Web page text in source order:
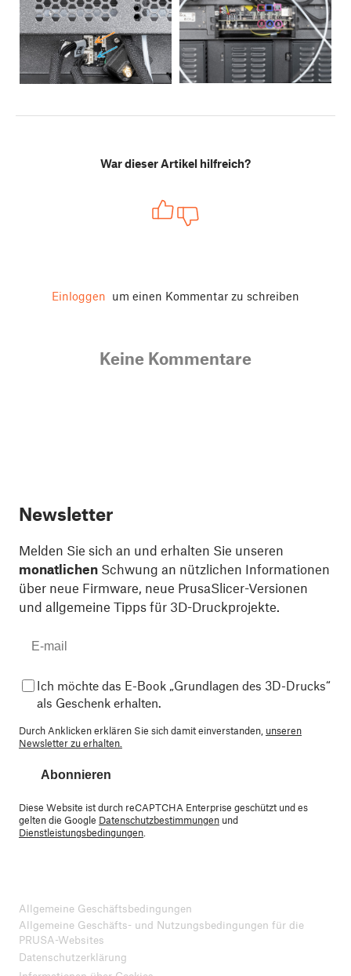
War dieser Artikel hilfreich?
Einloggen um einen Kommentar zu schreiben
Keine Kommentare
Newsletter
Melden Sie sich an und erhalten Sie unseren
monatlichen Schwung an nützlichen Informationen
über neue Firmware, neue PrusaSlicer-Versionen
und allgemeine Tipps für 3D-Druckprojekte.
Ich möchte das E-Book „Grundlagen des 3D-Drucks“
als Geschenk erhalten.
Durch Anklicken erklären Sie sich damit einverstanden, unseren
Newsletter zu erhalten.
Abonnieren
Diese Website ist durch reCAPTCHA Enterprise geschützt und es
gelten die Google Datenschutzbestimmungen und
Dienstleistungsbedingungen
Allgemeine Geschäftsbedingungen
Allgemeine Geschäfts- und Nutzungsbedingungen für die
PRUSA-Websites
Datenschutzerklärung